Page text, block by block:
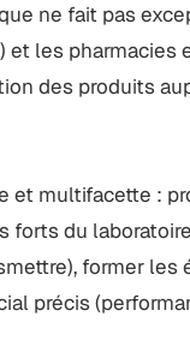
ne fait pas
et les
des produits
et multifacette :
forts du
former
précis